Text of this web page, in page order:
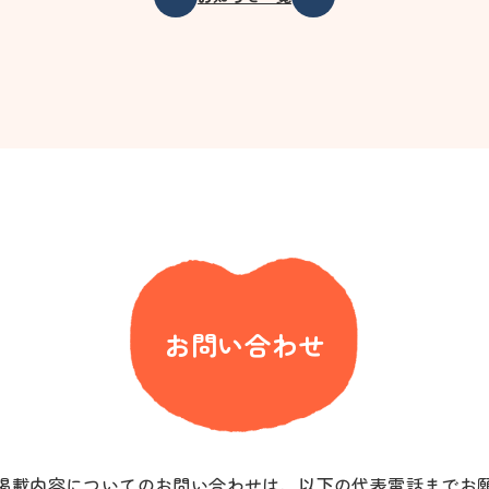
お問い合わせ